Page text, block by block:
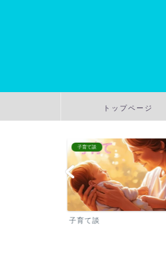
トップページ
子育て談
子育て談